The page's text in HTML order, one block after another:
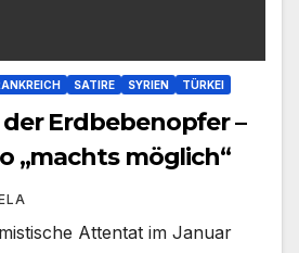
SATIRE SYRIEN TÜRKEI
Erdbebenopfer –
„machts möglich“
Attentat im Januar